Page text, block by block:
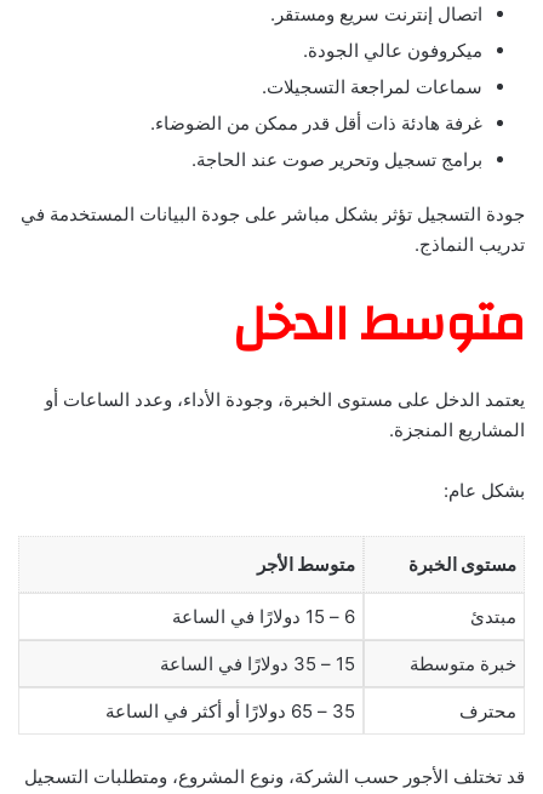
اتصال إنترنت سريع ومستقر.
ميكروفون عالي الجودة.
سماعات لمراجعة التسجيلات.
غرفة هادئة ذات أقل قدر ممكن من الضوضاء.
برامج تسجيل وتحرير صوت عند الحاجة.
جودة التسجيل تؤثر بشكل مباشر على جودة البيانات المستخدمة في
تدريب النماذج.
متوسط الدخل
يعتمد الدخل على مستوى الخبرة، وجودة الأداء، وعدد الساعات أو
المشاريع المنجزة.
بشكل عام:
مستوى الخبرة متوسط الأجر
مبتدئ 6 – 15 دولارًا في الساعة
خبرة متوسطة 15 – 35 دولارًا في الساعة
محترف 35 – 65 دولارًا أو أكثر في الساعة
قد تختلف الأجور حسب الشركة، ونوع المشروع، ومتطلبات التسجيل